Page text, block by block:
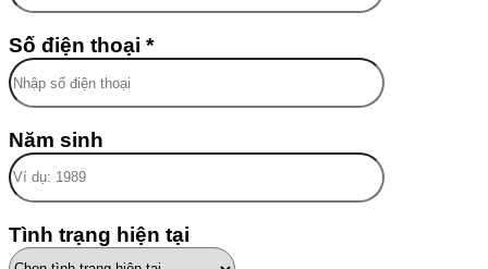
Số điện thoại *
Năm sinh
Tình trạng hiện tại